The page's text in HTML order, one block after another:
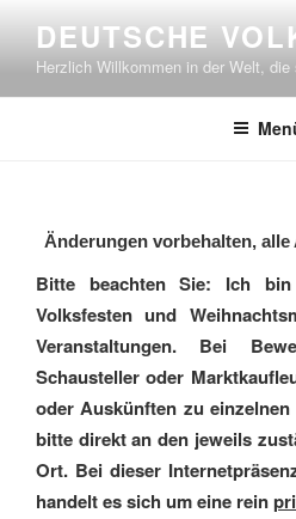
springen
DEUTSCHE
Herzlich Willkommen in der Welt,
Änderungen vorbehalten,
Bitte beachten Sie: Ich bin
Volksfesten und
Veranstaltungen. Bei
Schausteller oder
oder Auskünften zu
bitte direkt an den jeweils
Ort. Bei dieser
handelt es sich um eine rein